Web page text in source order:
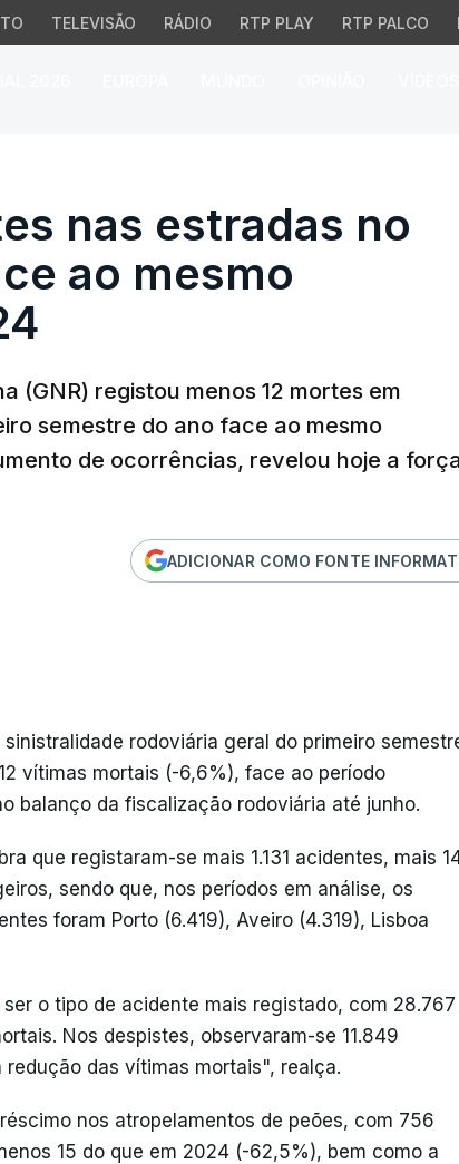
TELEVISÃO RÁDIO RTP PLAY RTP PALCO
nas estradas no
nas estradas no
ao mesmo
(GNR) registou menos 12 mortes em
semestre do ano face ao mesmo
de ocorrências, revelou hoje a
ADICIONAR COMO FONTE
rodoviária geral do primeiro
vítimas mortais (-6,6%), face ao período
balanço da fiscalização rodoviária até junho.
que registaram-se mais 1.131 acidentes, mais
sendo que, nos períodos em análise, os
foram Porto (6.419), Aveiro (4.319), Lisboa
o tipo de acidente mais registado, com 28.767
Nos despistes, observaram-se 11.849
das vítimas mortais", realça.
nos atropelamentos de peões, com 756
15 do que em 2024 (-62,5%), bem como a